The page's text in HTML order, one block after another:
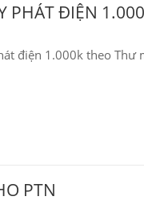
PHÁT ĐIỆN
điện 1.000k theo
PTN